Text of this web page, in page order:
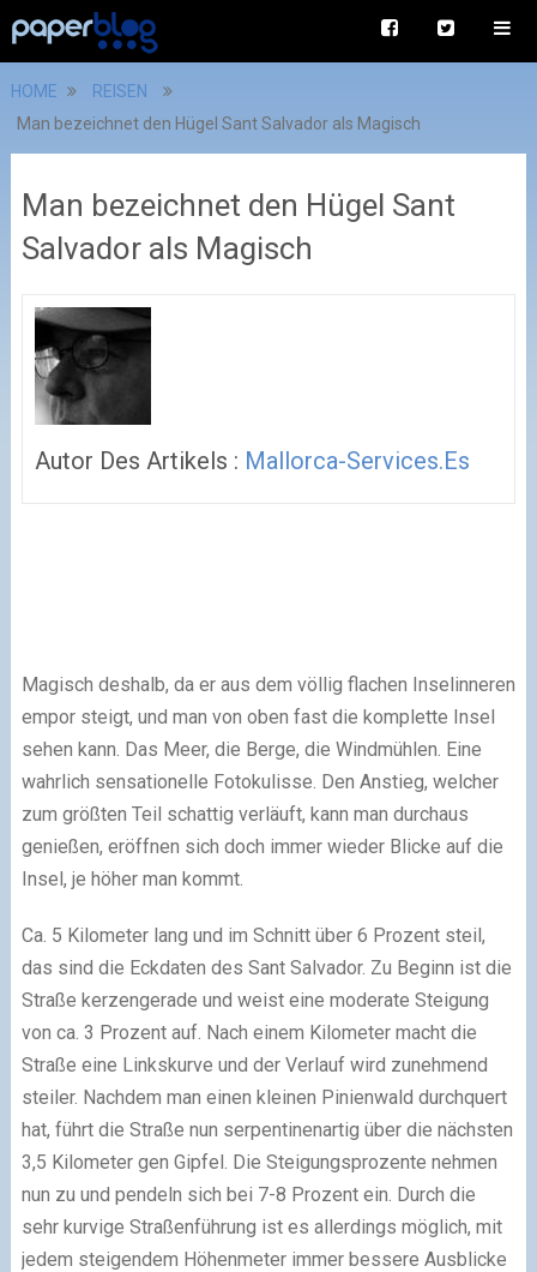
HOME
REISEN
Man bezeichnet den Hügel Sant Salvador als Magisch
Man bezeichnet den Hügel Sant
Salvador als Magisch
Autor Des Artikels : Mallorca-Services.es
Magisch deshalb, da er aus dem völlig flachen Inselinneren
empor steigt, und man von oben fast die komplette Insel
sehen kann. Das Meer, die Berge, die Windmühlen. Eine
wahrlich sensationelle Fotokulisse. Den Anstieg, welcher
zum größten Teil schattig verläuft, kann man durchaus
genießen, eröffnen sich doch immer wieder Blicke auf die
Insel, je höher man kommt.
Ca. 5 Kilometer lang und im Schnitt über 6 Prozent steil,
das sind die Eckdaten des Sant Salvador. Zu Beginn ist die
Straße kerzengerade und weist eine moderate Steigung
von ca. 3 Prozent auf. Nach einem Kilometer macht die
Straße eine Linkskurve und der Verlauf wird zunehmend
steiler. Nachdem man einen kleinen Pinienwald durchquert
hat, führt die Straße nun serpentinenartig über die nächsten
3,5 Kilometer gen Gipfel. Die Steigungsprozente nehmen
nun zu und pendeln sich bei 7-8 Prozent ein. Durch die
sehr kurvige Straßenführung ist es allerdings möglich, mit
jedem steigendem Höhenmeter immer bessere Ausblicke